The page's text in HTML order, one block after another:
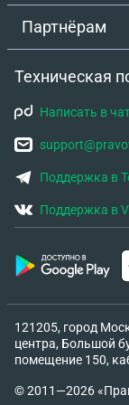
детей. Сейчас
вред, оплату
по чекам. И
участкового,
рассписку
моральный
больничного.
нее о
вообще
вреда не будет.
Партнёрам
Техническая
Написать в
Поддержка в
Поддержка в
121205, город
центра, Большой
помещение 150,
© 2011—2026